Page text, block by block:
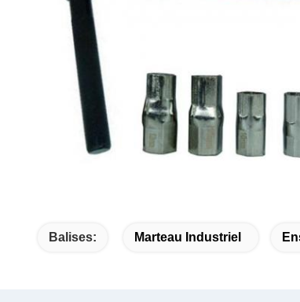
Balises: Marteau Industriel